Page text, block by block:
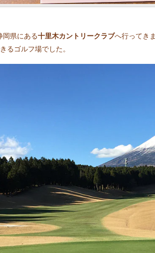
岡県にある十里木カントリークラブへ行ってき
るゴルフ場でした。